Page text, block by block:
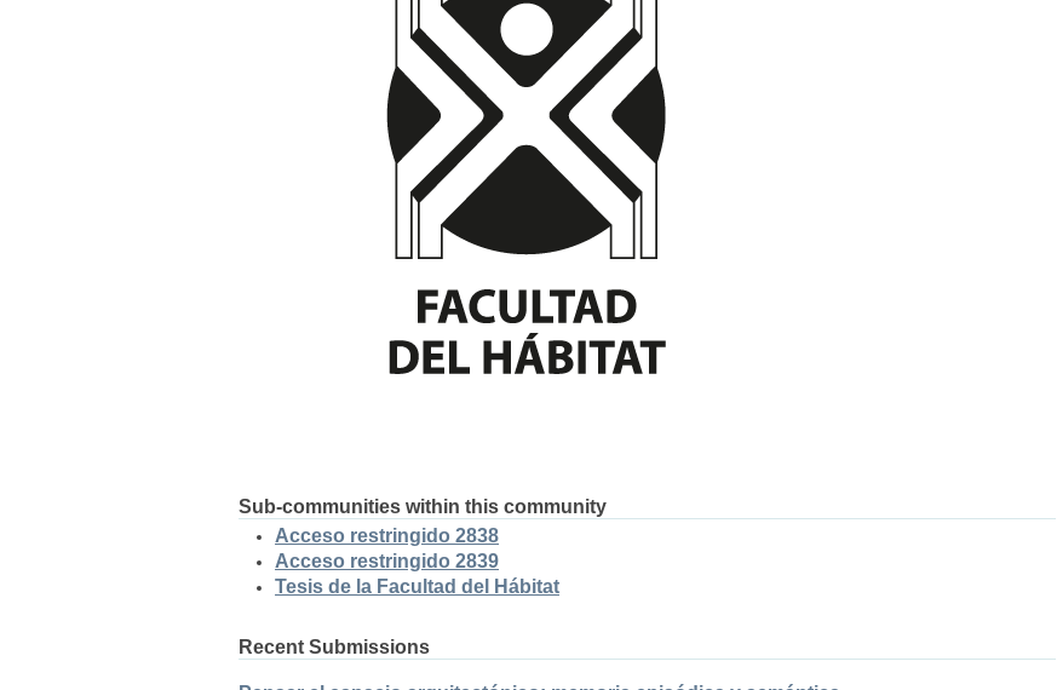
Sub-communities within this community
Acceso restringido 2838
Acceso restringido 2839
Tesis de la Facultad del Hábitat
Recent Submissions